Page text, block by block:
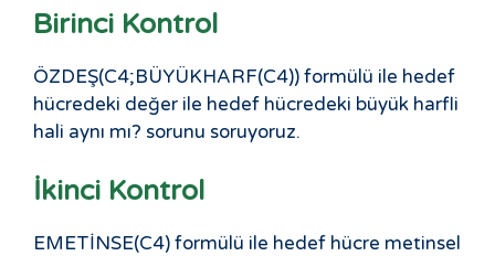
Birinci Kontrol
ÖZDEŞ(C4;BÜYÜKHARF(C4)) formülü ile hedef
hücredeki değer ile hedef hücredeki büyük harfli
hali aynı mı? sorunu soruyoruz.
İkinci Kontrol
EMETİNSE(C4) formülü ile hedef hücre metinsel